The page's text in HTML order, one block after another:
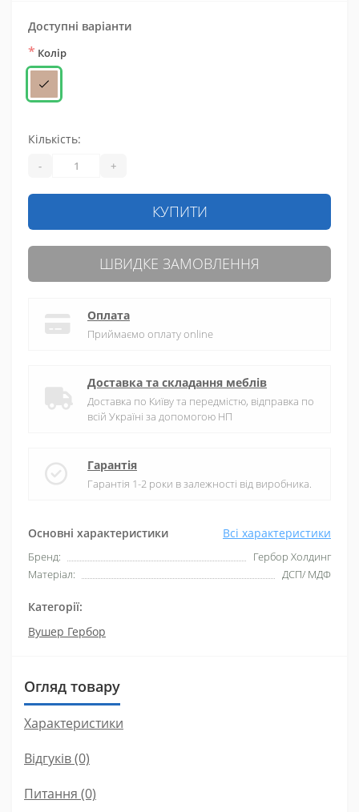
Основні характеристики Всі характеристики
Бренд:
Гербор Холдинг
Матеріал:
ДСП/ МДФ
Категорії:
Вушер Гербор
Доступні варіанти
* Колір
Кількість:
- +
КУПИТИ
ШВИДКЕ ЗАМОВЛЕННЯ
Оплата
Приймаємо оплату online
Доставка та складання меблів
Доставка по Київу та передмістю, відправка по
всій Україні за допомогою НП
Гарантія
Гарантія 1-2 роки в залежності від виробника.
Огляд товару
Характеристики
Відгуків (0)
Питання (0)